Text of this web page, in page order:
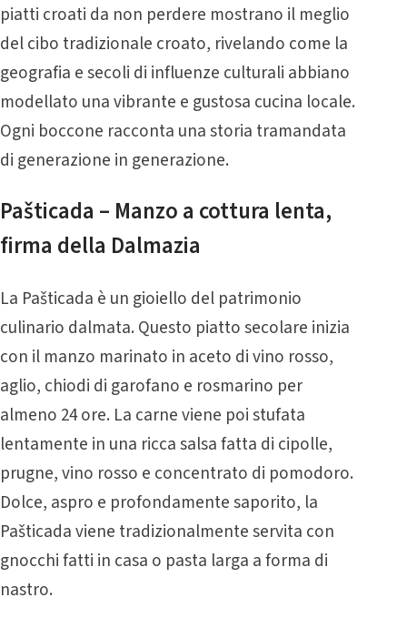
piatti croati da non perdere mostrano il meglio
del cibo tradizionale croato, rivelando come la
geografia e secoli di influenze culturali abbiano
modellato una vibrante e gustosa cucina locale.
Ogni boccone racconta una storia tramandata
di generazione in generazione.
Pašticada – Manzo a cottura lenta,
firma della Dalmazia
La Pašticada è un gioiello del patrimonio
culinario dalmata. Questo piatto secolare inizia
con il manzo marinato in aceto di vino rosso,
aglio, chiodi di garofano e rosmarino per
almeno 24 ore. La carne viene poi stufata
lentamente in una ricca salsa fatta di cipolle,
prugne, vino rosso e concentrato di pomodoro.
Dolce, aspro e profondamente saporito, la
Pašticada viene tradizionalmente servita con
gnocchi fatti in casa o pasta larga a forma di
nastro.